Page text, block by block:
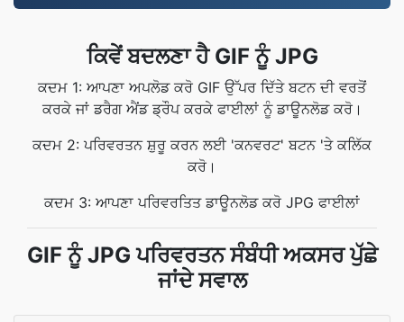
ਕਿਵੇਂ ਬਦਲਣਾ ਹੈ GIF ਨੂੰ JPG
ਕਦਮ 1: ਆਪਣਾ ਅਪਲੋਡ ਕਰੋ GIF ਉੱਪਰ ਦਿੱਤੇ ਬਟਨ ਦੀ ਵਰਤੋਂ
ਕਰਕੇ ਜਾਂ ਡਰੈਗ ਐਂਡ ਡ੍ਰੌਪ ਕਰਕੇ ਫਾਈਲਾਂ ਨੂੰ ਡਾਊਨਲੋਡ ਕਰੋ।
ਕਦਮ 2: ਪਰਿਵਰਤਨ ਸ਼ੁਰੂ ਕਰਨ ਲਈ 'ਕਨਵਰਟ' ਬਟਨ 'ਤੇ ਕਲਿੱਕ
ਕਰੋ।
ਕਦਮ 3: ਆਪਣਾ ਪਰਿਵਰਤਿਤ ਡਾਊਨਲੋਡ ਕਰੋ JPG ਫਾਈਲਾਂ
GIF ਨੂੰ JPG ਪਰਿਵਰਤਨ ਸੰਬੰਧੀ ਅਕਸਰ ਪੁੱਛੇ
ਜਾਂਦੇ ਸਵਾਲ